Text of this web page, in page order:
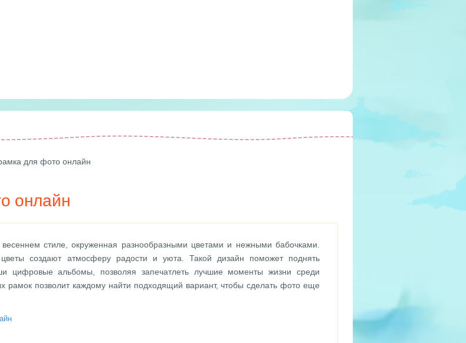
для фото онлайн
онлайн
стиле, окруженная разнообразными цветами и нежными бабочками.
создают атмосферу радости и уюта. Такой дизайн поможет поднять
цифровые альбомы, позволяя запечатлеть лучшие моменты жизни среди
рамок позволит каждому найти подходящий вариант, чтобы сделать фото еще